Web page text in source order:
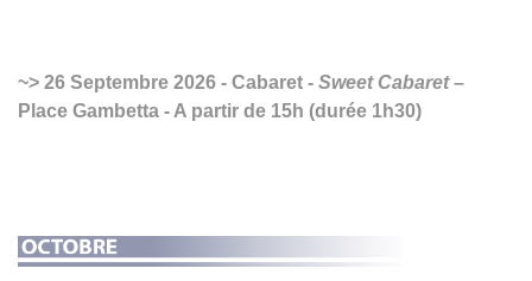
26 Septembre 2026 - Cabaret - Sweet Cabaret–
Place Gambetta - A partir de 15h (durée 1h30)